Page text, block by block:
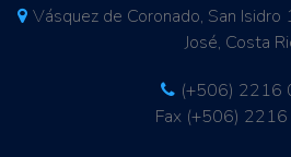
Vásquez de Coronado, San
José, Costa
(+506) 2216
Fax (+506)